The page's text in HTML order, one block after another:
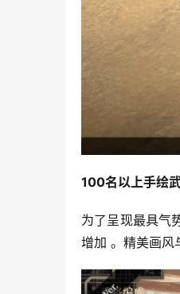
100名以上手绘
为了呈现最具气
增加 。精美画风